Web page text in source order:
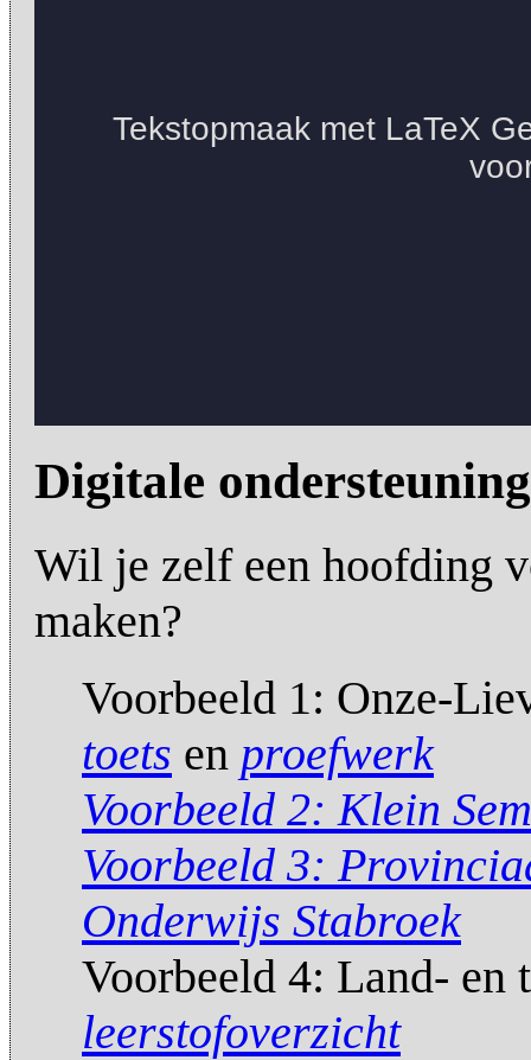
Digitale ondersteuning
Wil je zelf een hoofding
maken?
Voorbeeld 1: Onze-
toets en proefwerk
Voorbeeld 2: Klein
Voorbeeld 3:
Onderwijs Stabroek
Voorbeeld 4: Land-
leerstofoverzicht